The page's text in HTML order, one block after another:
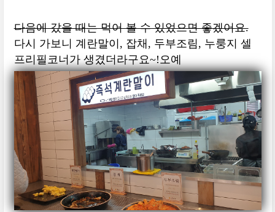
다음에 갔을 때는 먹어 볼 수 있었으면 좋겠어요.
다시 가보니 계란말이, 잡채, 두부조림, 누룽지 셀
프리필코너가 생겼더라구요~!오예